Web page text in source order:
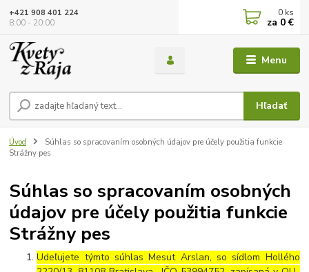
Menu
Hľadať
+421 908 401 224
8:00 - 20:00
0 ks
za 0 €
Úvod
Súhlas so spracovaním osobných údajov pre účely použitia funkcie
Strážny pes
Súhlas so spracovaním osobných
údajov pre účely použitia funkcie
Strážny pes
Udeľujete týmto súhlas Mesut Arslan, so sídlom Hollého